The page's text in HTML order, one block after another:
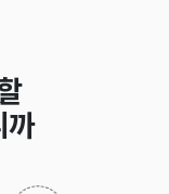
까